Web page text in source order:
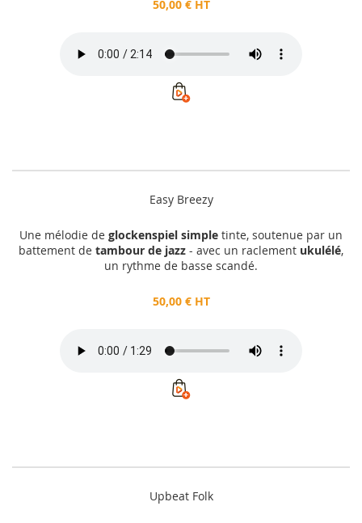
50,00 € HT
Easy Breezy
Une mélodie de glockenspiel simple tinte, soutenue par un
battement de tambour de jazz - avec un raclement ukulélé,
un rythme de basse scandé.
50,00 € HT
Upbeat Folk